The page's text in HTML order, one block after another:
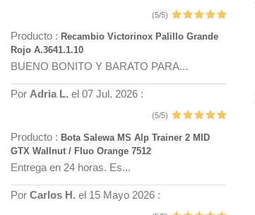
(5/5)
Producto : Recambio Victorinox Palillo Grande
Rojo A.3641.1.10
BUENO BONITO Y BARATO PARA...
Por Adria L. el 07 Jul. 2026 :
(5/5)
Producto : Bota Salewa MS Alp Trainer 2 MID
GTX Wallnut / Fluo Orange 7512
Entrega en 24 horas. Es...
Por Carlos H. el 15 Mayo 2026 :